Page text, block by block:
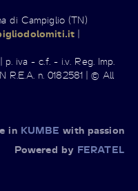
di Campiglio (TN)
|
iva - c.f. - i.v. Reg. Imp.
R.E.A. n. 0182581 | © All
in KUMBE with passion
Powered by FERATEL